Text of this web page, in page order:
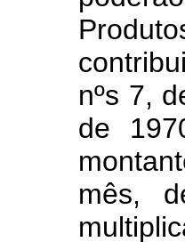
nºs 7,
de
mês,